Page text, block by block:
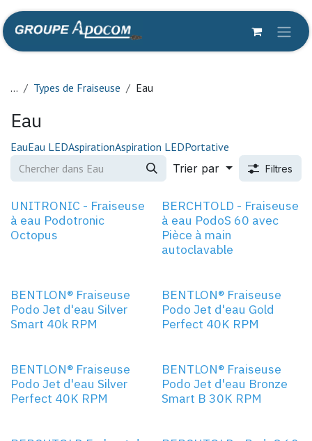
Se rendre au contenu
... Types de Fraiseuse Eau
Eau
EauEau LEDAspirationAspiration LEDPortative
Trier par
Filtres
UNITRONIC - Fraiseuse
à eau Podotronic
Octopus
BERCHTOLD - Fraiseuse
à eau PodoS 60 avec
Pièce à main
autoclavable
BENTLON® Fraiseuse
Podo Jet d'eau Silver
Smart 40k RPM
BENTLON® Fraiseuse
Podo Jet d'eau Gold
Perfect 40K RPM
BENTLON® Fraiseuse
Podo Jet d'eau Silver
Perfect 40K RPM
BENTLON® Fraiseuse
Podo Jet d'eau Bronze
Smart B 30K RPM